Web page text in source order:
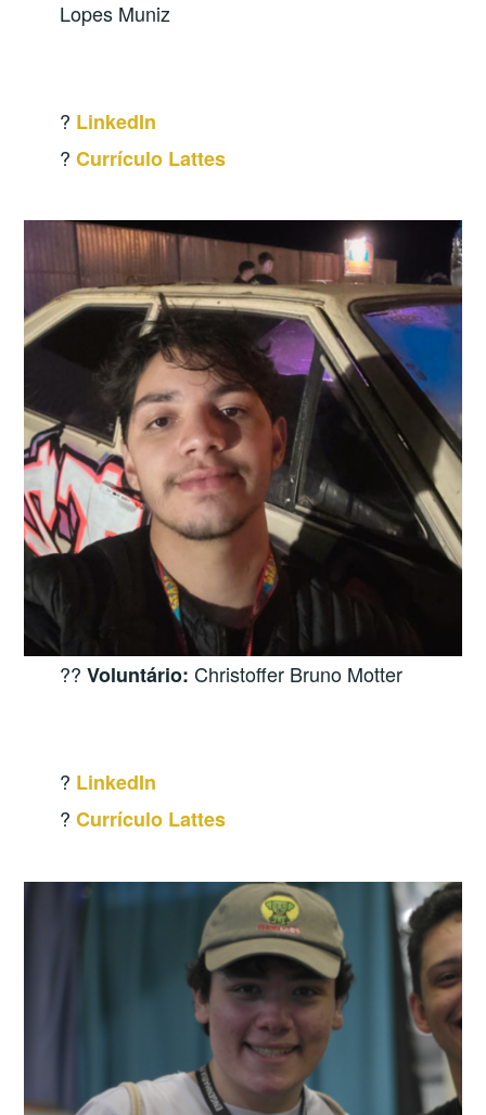
Lopes Muniz
? LinkedIn
? Currículo Lattes
?‍? Voluntário: Christoffer Bruno Motter
? LinkedIn
? Currículo Lattes